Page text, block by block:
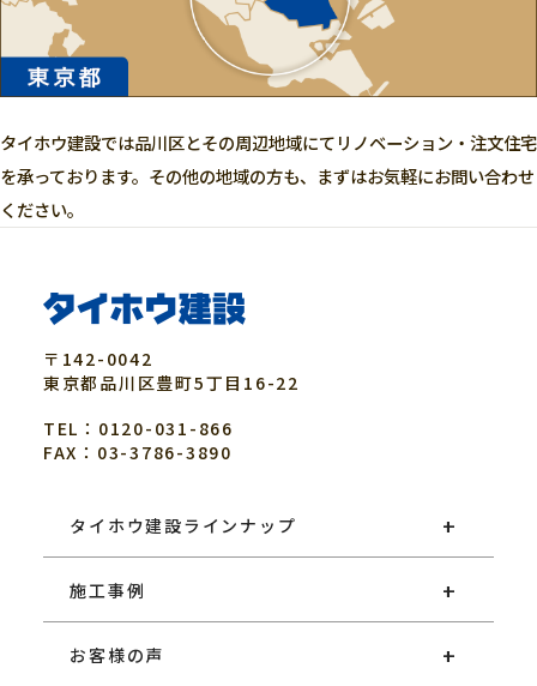
タイホウ建設では品川区とその周辺地域にてリノベーション・注文住宅
を承っております。その他の地域の方も、まずはお気軽にお問い合わせ
ください。
〒142-0042
東京都 品川区豊町5丁目16-22
TEL：0120-031-866
FAX：03-3786-3890
タイホウ建設ラインナップ
施工事例
お客様の声